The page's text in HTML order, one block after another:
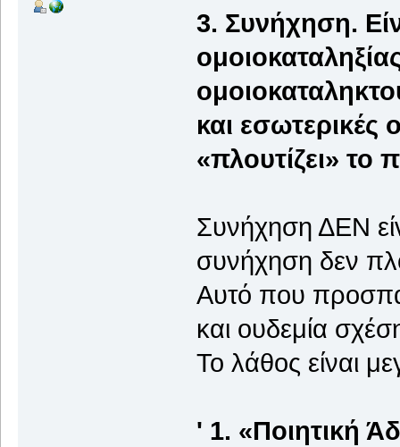
3. Συνήχηση.
και εσωτερικές
«πλουτίζει» το
Συνήχηση ΔΕΝ
συνήχηση δεν
Αυτό που
και ουδεμία
Το λάθος είναι
' 1. «Ποιητική